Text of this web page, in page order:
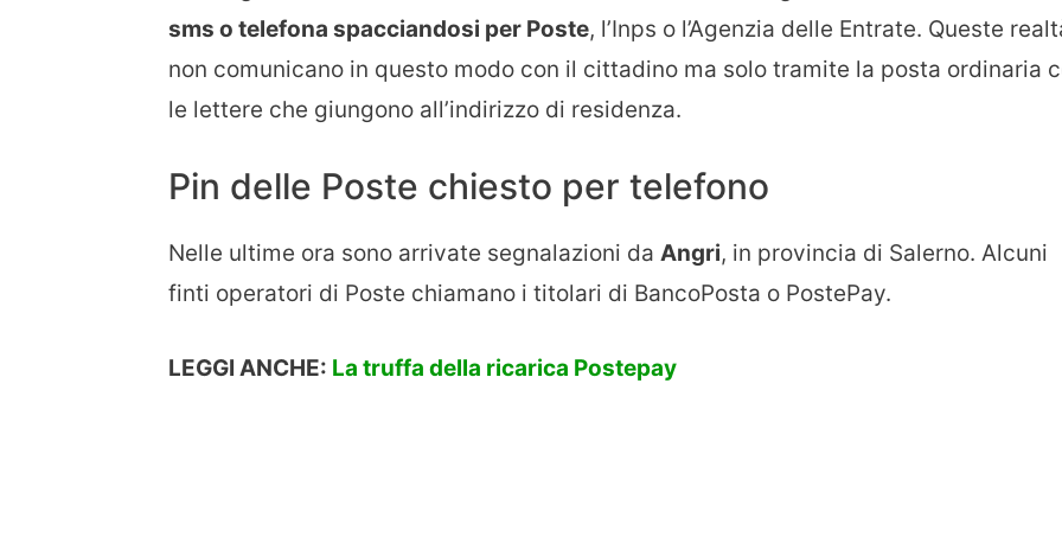
sms o telefona spacciandosi per Poste, l’Inps o l’Agenzia delle Entrate. Queste
non comunicano in questo modo con il cittadino ma solo tramite la posta ordinaria
le lettere che giungono all’indirizzo di residenza.
Pin delle Poste chiesto per telefono
Nelle ultime ora sono arrivate segnalazioni da Angri, in provincia di Salerno. Alcuni
finti operatori di Poste chiamano i titolari di BancoPosta o PostePay.
LEGGI ANCHE: La truffa della ricarica Postepay